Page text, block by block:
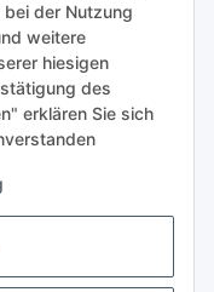
bei der Nutzung
weitere
hiesigen
des
erklären Sie sich